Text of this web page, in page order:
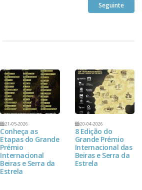
Seguinte
21-05-2026
Conheça as
Etapas do Grande
Prémio
Internacional
Beiras e Serra da
Estrela
20-04-2026
8 Edição do
Grande Prémio
Internacional das
Beiras e Serra da
Estrela